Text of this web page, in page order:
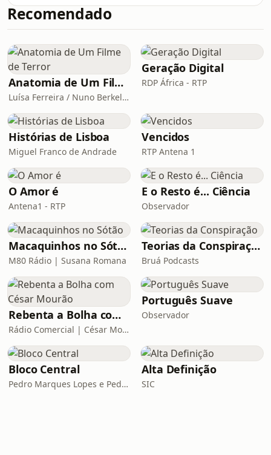
g&eacute;nero como uma
quest&atilde;o de boa gest&atilde;o e
perspetivas e melhores
decis&otilde;es.See
omnystudio.com/listener for privacy
Recomendado
Anatomia de Um Filme de Terror
Luísa Ferreira / Nuno Berkeley Cotter
Geração Digital
RDP África - RTP
Histórias de Lisboa
Miguel Franco de Andrade
Vencidos
RTP Antena 1
O Amor é
Antena1 - RTP
E o Resto é... Ciência
Observador
Macaquinhos no Sótão
M80 Rádio | Susana Romana
Teorias da Conspiração
Bruá Podcasts
Rebenta a Bolha com César Mourão
Rádio Comercial | César Mourão
Português Suave
Observador
Bloco Central
Pedro Marques Lopes e Pedro Siza Vieira
Alta Definição
SIC